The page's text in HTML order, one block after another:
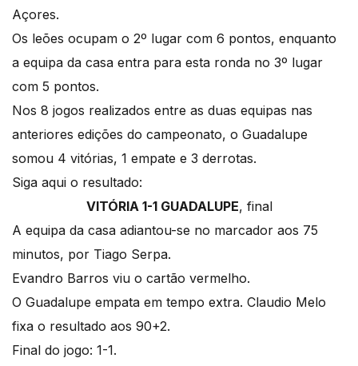
Açores.
Os leões ocupam o 2º lugar com 6 pontos, enquanto
a equipa da casa entra para esta ronda no 3º lugar
com 5 pontos.
Nos 8 jogos realizados entre as duas equipas nas
anteriores edições do campeonato, o Guadalupe
somou 4 vitórias, 1 empate e 3 derrotas.
Siga aqui o resultado:
VITÓRIA 1-1 GUADALUPE, final
A equipa da casa adiantou-se no marcador aos 75
minutos, por Tiago Serpa.
Evandro Barros viu o cartão vermelho.
O Guadalupe empata em tempo extra. Claudio Melo
fixa o resultado aos 90+2.
Final do jogo: 1-1.